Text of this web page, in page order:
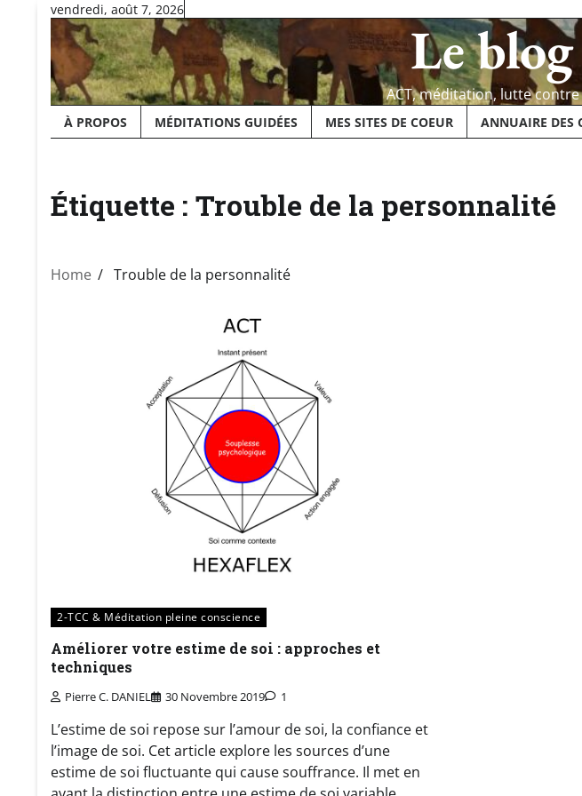
Skip
content
vendredi, août 7, 2026
Le
ACT, méditation, lutte
À PROPOS MÉDITATIONS GUIDÉES MES SITES DE COEUR ANNUAIRE DES
Étiquette : Trouble de la personnalité
Home Trouble de la personnalité
2-TCC & Méditation pleine conscience
Améliorer votre estime de soi : approches et
techniques
Pierre C. DANIEL 30 Novembre 2019 1
L’estime de soi repose sur l’amour de soi, la confiance et
l’image de soi. Cet article explore les sources d’une
estime de soi fluctuante qui cause souffrance. Il met en